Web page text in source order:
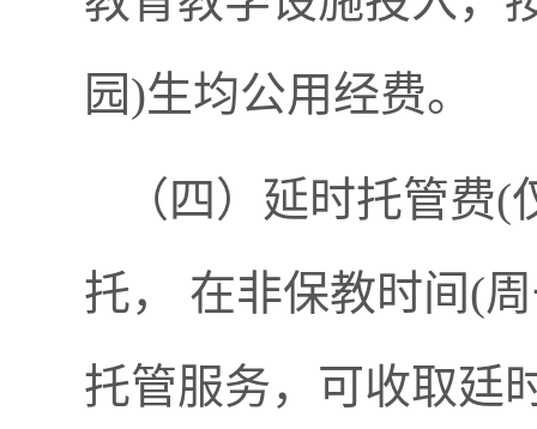
园)生均公用经费。
（四）延时托管费
托， 在非保教时间(
托管服务，可收取廷